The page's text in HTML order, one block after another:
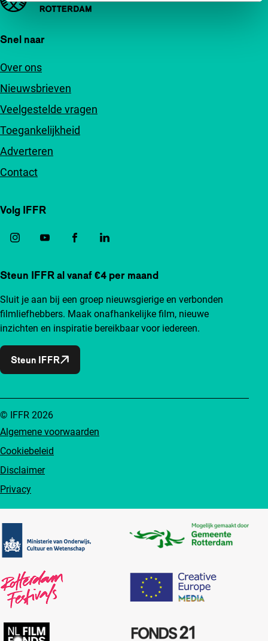
Snel naar
Over ons
Nieuwsbrieven
Veelgestelde vragen
Toegankelijkheid
Adverteren
Contact
Volg IFFR
Steun IFFR al vanaf €4 per maand
Sluit je aan bij een groep nieuwsgierige en verbonden
filmliefhebbers. Maak onafhankelijke film, nieuwe
inzichten en inspiratie bereikbaar voor iedereen.
Steun IFFR
Algemene voorwaarden
Cookiebeleid
Disclaimer
Privacy
© IFFR 2026